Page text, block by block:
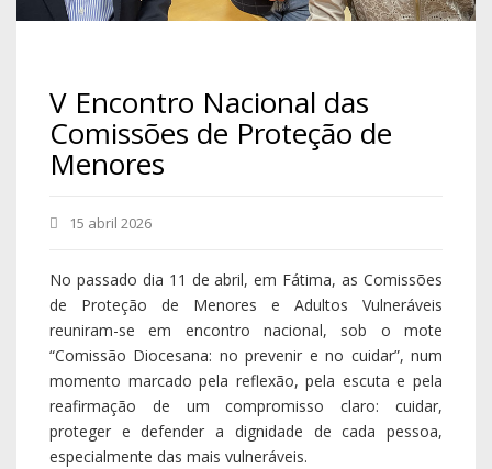
V Encontro Nacional das
Comissões de Proteção de
Menores
15 abril 2026
No passado dia 11 de abril, em Fátima, as Comissões
de Proteção de Menores e Adultos Vulneráveis
reuniram-se em encontro nacional, sob o mote
“Comissão Diocesana: no prevenir e no cuidar”, num
momento marcado pela reflexão, pela escuta e pela
reafirmação de um compromisso claro: cuidar,
proteger e defender a dignidade de cada pessoa,
especialmente das mais vulneráveis.